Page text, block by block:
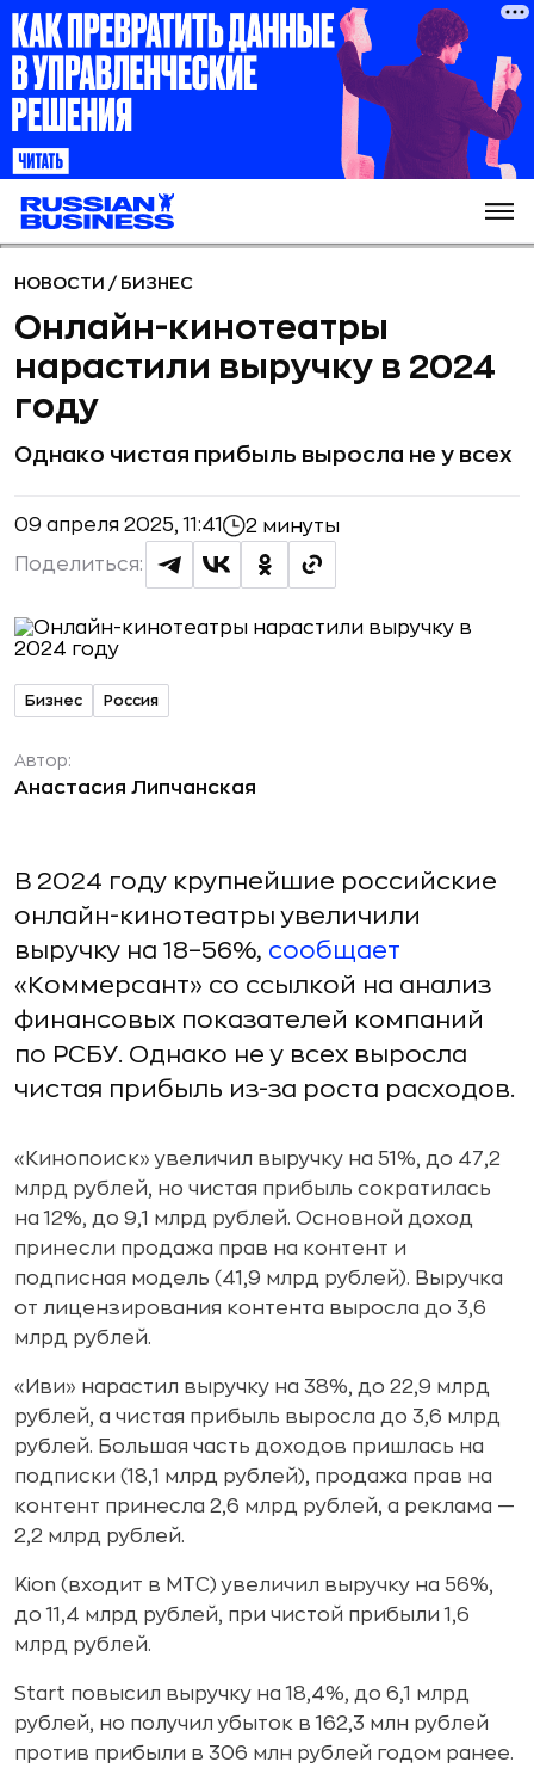
НОВОСТИ / БИЗНЕС
Онлайн-кинотеатры
нарастили выручку в 2024
году
Однако чистая прибыль выросла не у всех
09 апреля 2025, 11:41 2 минуты
Поделиться:
Бизнес Россия
Автор:
Анастасия Липчанская
В 2024 году крупнейшие российские
онлайн-кинотеатры увеличили
выручку на 18–56%, сообщает
«Коммерсант» со ссылкой на анализ
финансовых показателей компаний
по РСБУ. Однако не у всех выросла
чистая прибыль из-за роста расходов.
«Кинопоиск» увеличил выручку на 51%, до 47,2
млрд рублей, но чистая прибыль сократилась
на 12%, до 9,1 млрд рублей. Основной доход
принесли продажа прав на контент и
подписная модель (41,9 млрд рублей). Выручка
от лицензирования контента выросла до 3,6
млрд рублей.
«Иви» нарастил выручку на 38%, до 22,9 млрд
рублей, а чистая прибыль выросла до 3,6 млрд
рублей. Большая часть доходов пришлась на
подписки (18,1 млрд рублей), продажа прав на
контент принесла 2,6 млрд рублей, а реклама —
2,2 млрд рублей.
Kion (входит в МТС) увеличил выручку на 56%,
до 11,4 млрд рублей, при чистой прибыли 1,6
млрд рублей.
Start повысил выручку на 18,4%, до 6,1 млрд
рублей, но получил убыток в 162,3 млн рублей
против прибыли в 306 млн рублей годом ранее.